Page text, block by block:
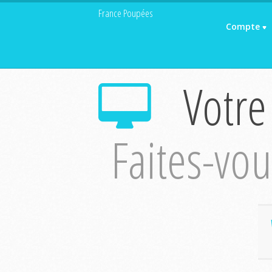
France Poupées
Compte
Faites-